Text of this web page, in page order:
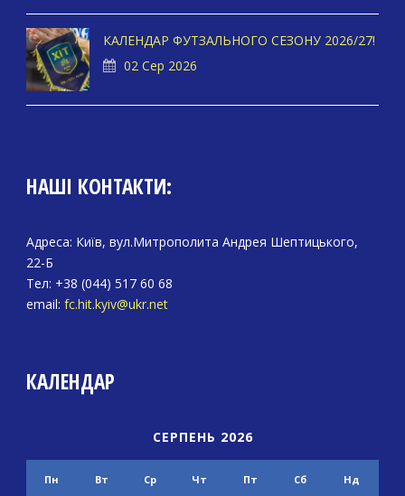
КАЛЕНДАР ФУТЗАЛЬНОГО СЕЗОНУ 2026/27!
02 Сер 2026
НАШІ КОНТАКТИ:
Адреса: Київ, вул.Митрополита Андрея Шептицького,
22-Б
Тел: +38 (044) 517 60 68
email: fc.hit.kyiv@ukr.net
КАЛЕНДАР
СЕРПЕНЬ 2026
Пн Вт Ср Чт Пт Сб Нд